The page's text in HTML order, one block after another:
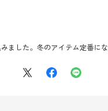
ました。冬のアイテム定番にな